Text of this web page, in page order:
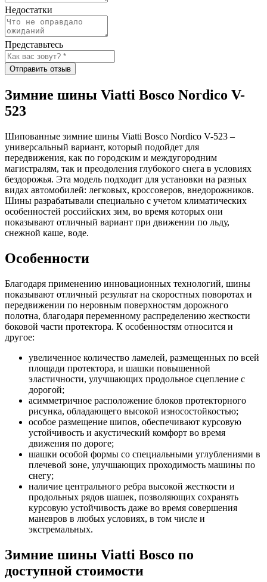
Недостатки
Представьтесь
Отправить отзыв
Зимние шины Viatti Bosco Nordico V-
523
Шипованные зимние шины Viatti Bosco Nordico V-523 –
универсальный вариант, который подойдет для
передвижения, как по городским и междугородним
магистралям, так и преодоления глубокого снега в условиях
бездорожья. Эта модель подходит для установки на разных
видах автомобилей: легковых, кроссоверов, внедорожников.
Шины разрабатывали специально с учетом климатических
особенностей российских зим, во время которых они
показывают отличный вариант при движении по льду,
снежной каше, воде.
Особенности
Благодаря применению инновационных технологий, шины
показывают отличный результат на скоростных поворотах и
передвижении по неровным поверхностям дорожного
полотна, благодаря переменному распределению жесткости
боковой части протектора. К особенностям относится и
другое:
увеличенное количество ламелей, размещенных по всей
площади протектора, и шашки повышенной
эластичности, улучшающих продольное сцепление с
дорогой;
асимметричное расположение блоков протекторного
рисунка, обладающего высокой износостойкостью;
особое размещение шипов, обеспечивают курсовую
устойчивость и акустический комфорт во время
движения по дороге;
шашки особой формы со специальными углублениями в
плечевой зоне, улучшающих проходимость машины по
снегу;
наличие центрального ребра высокой жесткости и
продольных рядов шашек, позволяющих сохранять
курсовую устойчивость даже во время совершения
маневров в любых условиях, в том числе и
экстремальных.
Зимние шины Viatti Bosco по
доступной стоимости